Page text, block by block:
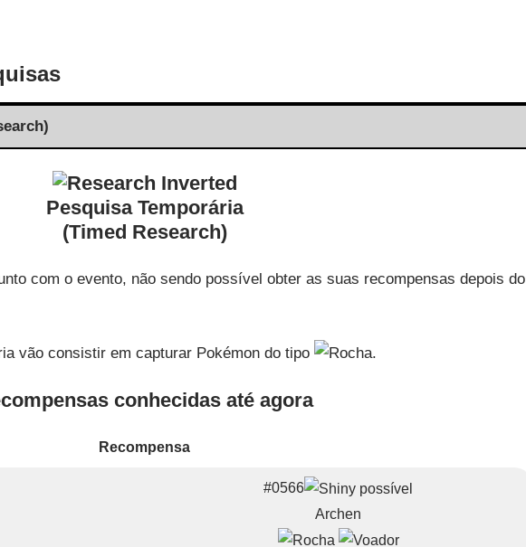
Pesquisa Temporária
(Timed Research)
com o evento, não sendo possível obter as suas recompensas depois do
vão consistir em capturar Pokémon do tipo .
conhecidas até agora
Recompensa
#0566
Archen